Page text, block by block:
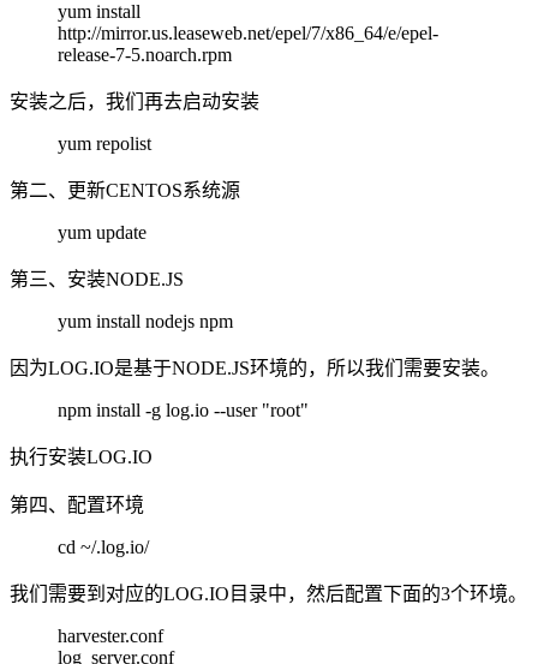
yum install
http://mirror.us.leaseweb.net/epel/7/x86_64/e/epel-
release-7-5.noarch.rpm
安装之后，我们再去启动安装
yum repolist
第二、更新CENTOS系统源
yum update
第三、安装NODE.JS
yum install nodejs npm
因为LOG.IO是基于NODE.JS环境的，所以我们需要安装。
npm install -g log.io --user "root"
执行安装LOG.IO
第四、配置环境
cd ~/.log.io/
我们需要到对应的LOG.IO目录中，然后配置下面的3个环境。
harvester.conf
log_server.conf